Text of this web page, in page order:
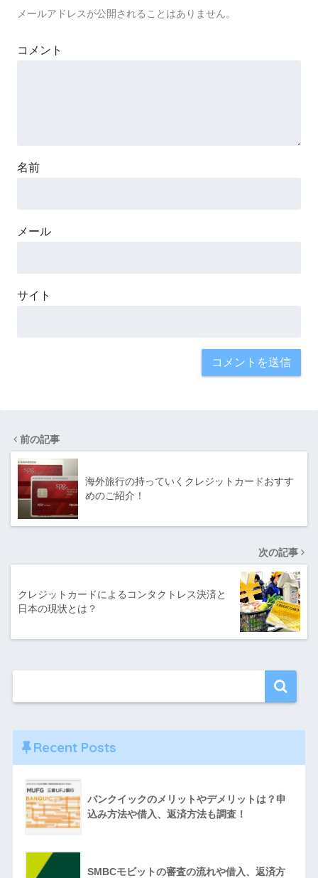
メールアドレスが公開されることはありません。
コメント
名前
メール
サイト
前の記事
海外旅行の持っていくクレジットカードおすす
めのご紹介！
次の記事
クレジットカードによるコンタクトレス決済と
日本の現状とは？
Recent Posts
バンクイックのメリットやデメリットは？申
込み方法や借入、返済方法も調査！
SMBCモビットの審査の流れや借入、返済方